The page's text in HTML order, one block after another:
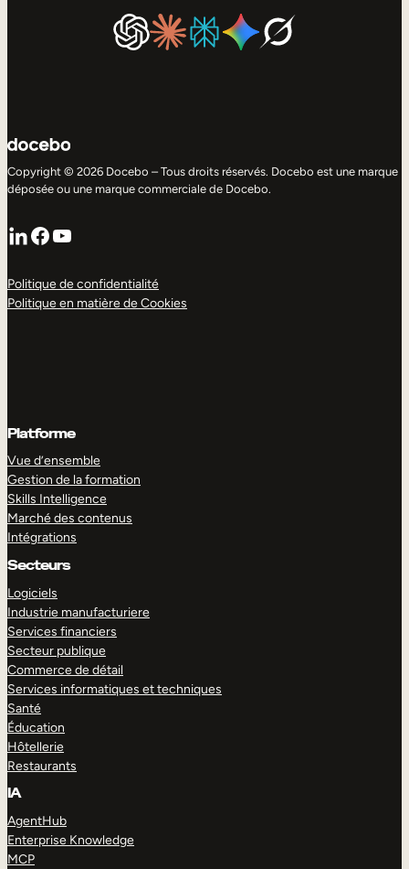
Copyright © 2026 Docebo – Tous droits réservés. Docebo est une marque
déposée ou une marque commerciale de Docebo.
LinkedIn
Facebook
YouTube
Politique de confidentialité
Politique en matière de Cookies
Platforme
Vue d’ensemble
Gestion de la formation
Skills Intelligence
Marché des contenus
Intégrations
Secteurs
Logiciels
Industrie manufacturiere
Services financiers
Secteur publique
Commerce de détail
Services informatiques et techniques
Santé
Éducation
Hôtellerie
Restaurants
IA
AgentHub
Enterprise Knowledge
MCP